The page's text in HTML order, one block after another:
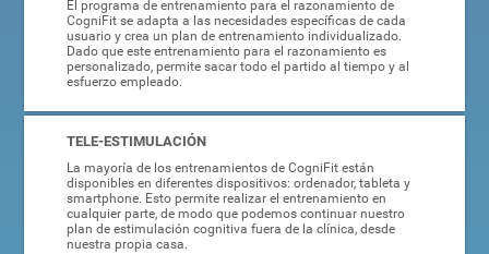
El programa de entrenamiento para el razonamiento de
CogniFit se adapta a las necesidades específicas de cada
usuario y crea un plan de entrenamiento individualizado.
Dado que este entrenamiento para el razonamiento es
personalizado, permite sacar todo el partido al tiempo y al
esfuerzo empleado.
TELE-ESTIMULACIÓN
La mayoría de los entrenamientos de CogniFit están
disponibles en diferentes dispositivos: ordenador, tableta y
smartphone. Esto permite realizar el entrenamiento en
cualquier parte, de modo que podemos continuar nuestro
plan de estimulación cognitiva fuera de la clínica, desde
nuestra propia casa.